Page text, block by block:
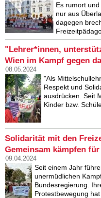
Es rumort
nur aus
dagegen
"Lehrer*innen,
Wien im Kampf gegen
08.05.2024
"Als
Respekt und
ausdrücken. Seit
Kinder bzw.
Solidarität mit den
Gemeinsam kämpfen
09.04.2024
Seit einem Jahr
unermüdlichen
Bundesregierung.
Protestbewegung